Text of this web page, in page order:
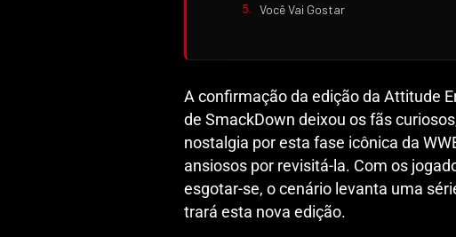
Você Vai Gostar
A confirmação da edição da Attitude
de SmackDown deixou os fãs
nostalgia por esta fase icônica da
ansiosos por revisitá-la. Com os
esgotar-se, o cenário levanta uma
trará esta nova edição.